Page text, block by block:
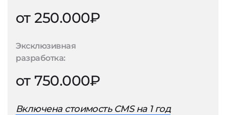
от 250.000₽
Эксклюзивная
разработка:
от 750.000₽
Включена стоимость CMS на 1 год